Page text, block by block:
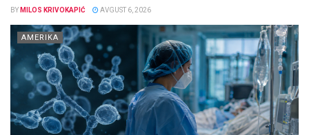
BY MILOS KRIVOKAPIĆ AVGUST 6, 2026
AMERIKA